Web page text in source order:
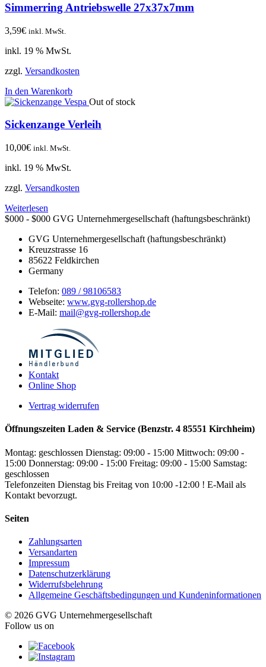
Simmerring Antriebswelle 27x37x7mm
3,59€ inkl. MwSt.
inkl. 19 % MwSt.
zzgl. Versandkosten
In den Warenkorb
Out of stock
Sickenzange Verleih
10,00€ inkl. MwSt.
inkl. 19 % MwSt.
zzgl. Versandkosten
Weiterlesen
$000 - $000 GVG Unternehmergesellschaft (haftungsbeschränkt)
GVG Unternehmergesellschaft (haftungsbeschränkt)
Kreuzstrasse 16
85622 Feldkirchen
Germany
Telefon: 089 / 98106583
Webseite: www.gvg-rollershop.de
E-Mail: mail@gvg-rollershop.de
Kontakt
Online Shop
Vertrag widerrufen
Öffnungszeiten Laden & Service (Benzstr. 4 85551 Kirchheim)
Montag: geschlossen Dienstag: 09:00 - 15:00 Mittwoch: 09:00 -
15:00 Donnerstag: 09:00 - 15:00 Freitag: 09:00 - 15:00 Samstag:
geschlossen
Telefonzeiten Dienstag bis Freitag von 10:00 -12:00 ! E-Mail als
Kontakt bevorzugt.
Seiten
Zahlungsarten
Versandarten
Impressum
Datenschutzerklärung
Widerrufsbelehrung
Allgemeine Geschäftsbedingungen und Kundeninformationen
© 2026 GVG Unternehmergesellschaft
Follow us on